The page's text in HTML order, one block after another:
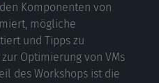
Komponenten von
mögliche
und Tipps zu
Optimierung von VMs
des Workshops ist die